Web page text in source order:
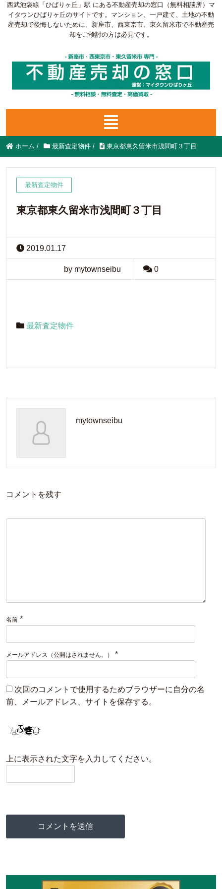
西武池袋線「ひばりヶ丘」駅 にある不動産売却の窓口（無料相談所）マ
イタウンひばりヶ丘のサイトです。マンション、一戸建て、土地の不動
産売却で後悔しないために、新座市、西東京市、東久留米市で不動産売
却をご検討の方は必見です。
ホーム / 最新査定物件 / 東京都東久留米市浅間町３丁目
最新査定物件
東京都東久留米市浅間町３丁目
2019.01.17
by mytownseibu 0
最新査定物件
mytownseibu
コメントを残す
名前 *
メールアドレス（公開はされません。） *
次回のコメントで使用するためブラウザーに自分の名
前、メールアドレス、サイトを保存する。
上に表示された文字を入力してください。